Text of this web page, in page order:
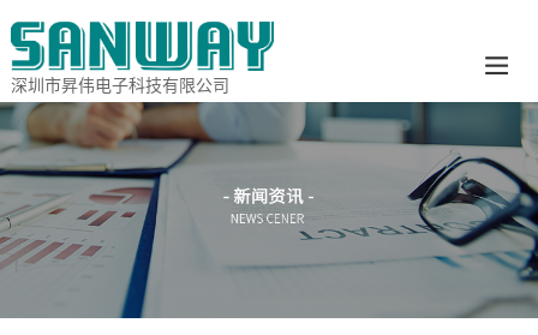
深圳市昇伟电子科技有限公司